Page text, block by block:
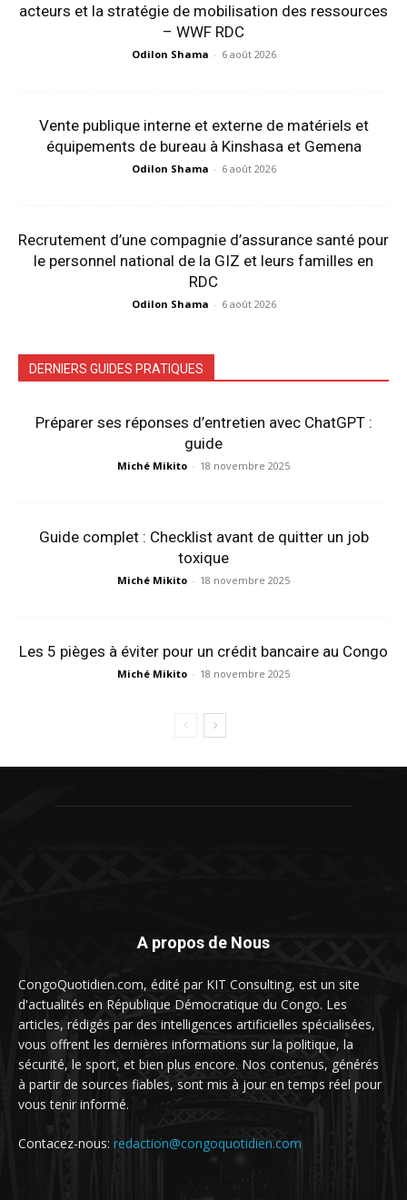
acteurs et la stratégie de mobilisation des ressources
– WWF RDC
Odilon Shama - 6 août 2026
Vente publique interne et externe de matériels et
équipements de bureau à Kinshasa et Gemena
Odilon Shama - 6 août 2026
Recrutement d’une compagnie d’assurance santé pour
le personnel national de la GIZ et leurs familles en
RDC
Odilon Shama - 6 août 2026
DERNIERS GUIDES PRATIQUES
Préparer ses réponses d’entretien avec ChatGPT :
guide
Miché Mikito - 18 novembre 2025
Guide complet : Checklist avant de quitter un job
toxique
Miché Mikito - 18 novembre 2025
Les 5 pièges à éviter pour un crédit bancaire au Congo
Miché Mikito - 18 novembre 2025
A propos de Nous
CongoQuotidien.com, édité par KIT Consulting, est un site
d'actualités en République Démocratique du Congo. Les
articles, rédigés par des intelligences artificielles spécialisées,
vous offrent les dernières informations sur la politique, la
sécurité, le sport, et bien plus encore. Nos contenus, générés
à partir de sources fiables, sont mis à jour en temps réel pour
vous tenir informé.
Contacez-nous: redaction@congoquotidien.com